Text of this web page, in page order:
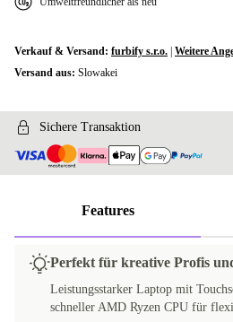
Verkauf & Versand: furbify s.r.o. Weitere
Versand aus: Slowakei
Sichere Transaktion
Features
Perfekt für kreative Profis
Leistungsstarker Laptop mit
schneller AMD Ryzen CPU für